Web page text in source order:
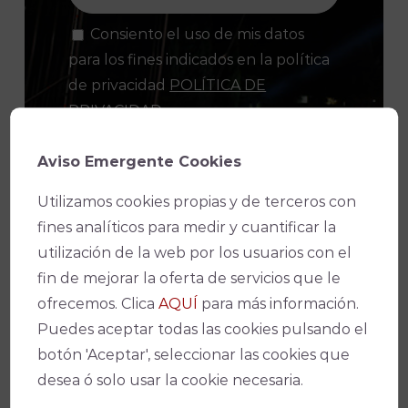
Consiento el uso de mis datos
para los fines indicados en la política
de privacidad POLÍTICA DE
PRIVACIDAD.
personales para recibir publicidad de
su entidad.
Aviso Emergente Cookies
Utilizamos cookies propias y de terceros con
fines analíticos para medir y cuantificar la
utilización de la web por los usuarios con el
fin de mejorar la oferta de servicios que le
ofrecemos. ClicaAQUÍ para más información.
Puedes aceptar todas las cookies pulsando el
botón 'Aceptar', seleccionar las cookies que
desea ó solo usar la cookie necesaria.